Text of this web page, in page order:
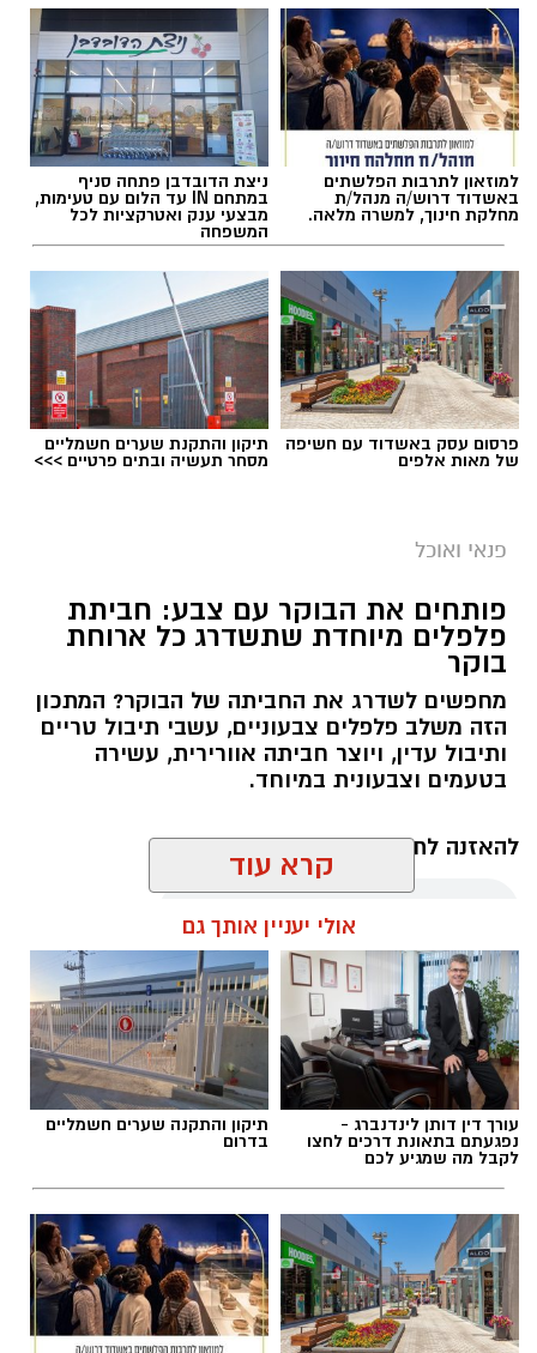
למוזאון לתרבות הפלשתים
באשדוד דרוש/ה מנהל/ת
מחלקת חינוך, למשרה מלאה.
ניצת הדובדבן פתחה סניף
במתחם IN עד הלום עם טעימות,
מבצעי ענק ואטרקציות לכל
המשפחה
פרסום עסק באשדוד עם חשיפה
של מאות אלפים
תיקון והתקנת שערים חשמליים
מסחר תעשיה ובתים פרטיים >>>
פנאי ואוכל
פותחים את הבוקר עם צבע: חביתת
פלפלים מיוחדת שתשדרג כל ארוחת
בוקר
מחפשים לשדרג את החביתה של הבוקר? המתכון
הזה משלב פלפלים צבעוניים, עשבי תיבול טריים
ותיבול עדין, ויוצר חביתה אוורירית, עשירה
בטעמים וצבעונית במיוחד.
להאזנה לתוכן:
אלדה נתנאל / 10:21 07.08.26
תגים:חביתת ירק
קרא עוד
אולי יעניין אותך גם
עורך דין דותן לינדנברג -
נפגעתם בתאונת דרכים לחצו
לקבל מה שמגיע לכם
תיקון והתקנה שערים חשמליים
בדרום